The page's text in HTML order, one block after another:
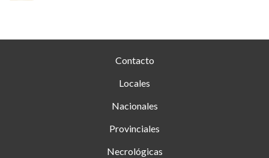
Contacto
Locales
Nacionales
Provinciales
Necrológicas